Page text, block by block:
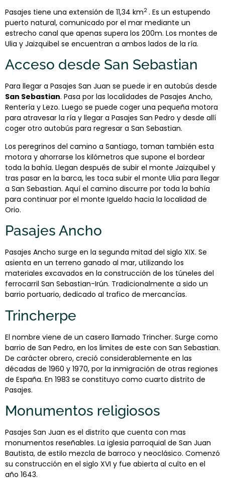
Pasajes tiene una extensión de 11,34 km2 . Es un estupendo
puerto natural, comunicado por el mar mediante un
estrecho canal que apenas supera los 200m. Los montes de
Ulia y Jaizquibel se encuentran a ambos lados de la ría.
Acceso desde San Sebastian
Para llegar a Pasajes San Juan se puede ir en autobús desde
San Sebastian. Pasa por las localidades de Pasajes Ancho,
Rentería y Lezo. Luego se puede coger una pequeña motora
para atravesar la ría y llegar a Pasajes San Pedro y desde allí
coger otro autobús para regresar a San Sebastian.
Los peregrinos del camino a Santiago, toman también esta
motora y ahorrarse los kilómetros que supone el bordear
toda la bahía. Llegan después de subir el monte Jaizquibel y
tras pasar en la barca, les toca subir el monte Ulia para llegar
a San Sebastian. Aquí el camino discurre por toda la bahía
para continuar por el monte Igueldo hacia la localidad de
Orio.
Pasajes Ancho
Pasajes Ancho surge en la segunda mitad del siglo XIX. Se
asienta en un terreno ganado al mar, utilizando los
materiales excavados en la construcción de los túneles del
ferrocarril San Sebastian-Irún. Tradicionalmente a sido un
barrio portuario, dedicado al trafico de mercancías.
Trincherpe
El nombre viene de un casero llamado Trincher. Surge como
barrio de San Pedro, en los limites de este con San Sebastian.
De carácter obrero, creció considerablemente en las
décadas de 1960 y 1970, por la inmigración de otras regiones
de España. En 1983 se constituyo como cuarto distrito de
Pasajes.
Monumentos religiosos
Pasajes San Juan es el distrito que cuenta con mas
monumentos reseñables. La iglesia parroquial de San Juan
Bautista, de estilo mezcla de barroco y neoclásico. Comenzó
su construcción en el siglo XVI y fue abierta al culto en el
año 1643.